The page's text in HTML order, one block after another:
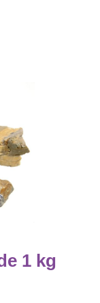
1 kg